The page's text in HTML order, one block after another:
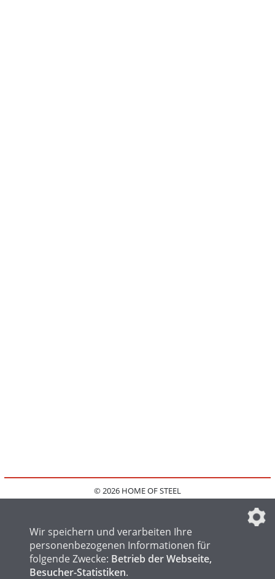
© 2026 HOME OF STEEL
IMPRESSUM
FAQ
DATENSCHUTZEINSTELLUNGEN
Wir speichern und verarbeiten Ihre
personenbezogenen Informationen für
folgende Zwecke: Betrieb der Webseite,
Besucher-Statistiken.